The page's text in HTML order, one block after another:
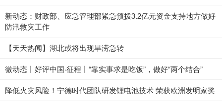
新动态：财政部、应急管理部紧急预拨3.2亿元资金支持地方做好
防汛救灾工作
【天天热闻】湖北或将出现旱涝急转
微动态丨好评中国·征程丨“靠实事求是吃饭”，做好“两个结合”
降低火灾风险！宁德时代团队研发锂电池技术 荣获欧洲发明家奖